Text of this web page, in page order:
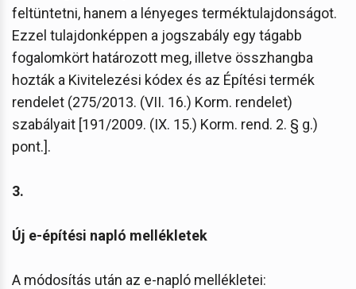
feltüntetni, hanem a lényeges terméktulajdonságot.
Ezzel tulajdonképpen a jogszabály egy tágabb
fogalomkört határozott meg, illetve összhangba
hozták a Kivitelezési kódex és az Építési termék
rendelet (275/2013. (VII. 16.) Korm. rendelet)
szabályait [191/2009. (IX. 15.) Korm. rend. 2. § g.)
pont.].
3.
Új e-építési napló mellékletek
A módosítás után az e-napló mellékletei: